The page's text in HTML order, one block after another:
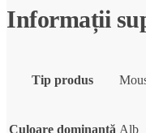
Informații
Tip produs
Culoare dominantă Alb